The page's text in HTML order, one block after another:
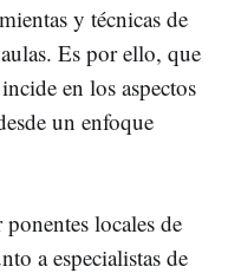
y técnicas de
Es por ello, que
en los aspectos
un enfoque
locales de
a especialistas de